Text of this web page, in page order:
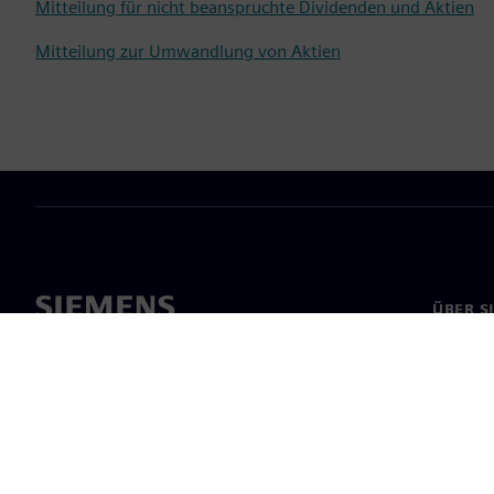
Mitteilung für nicht beanspruchte Dividenden und Aktien
Mitteilung zur Umwandlung von Aktien
ÜBER